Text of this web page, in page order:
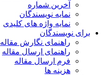
آخرین شماره
نمایه نویسندگان
نمایه واژه های کلیدی
برای نویسندگان
راهنمای نگارش مقاله
راهنمای ارسال مقاله
فرم ارسال مقاله
هزینه ها